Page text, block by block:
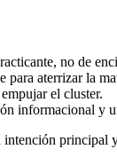
no de
aterrizar la
el cluster.
informacional y
intención